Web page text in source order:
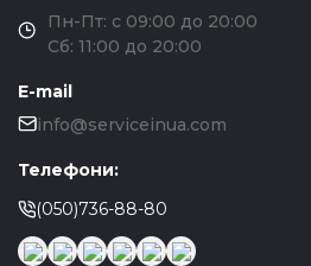
Пн-Пт: с 09:00 до 20:00
Сб: 11:00 до 20:00
E-mail
info@serviceinua.com
Телефони:
(050)736-88-80